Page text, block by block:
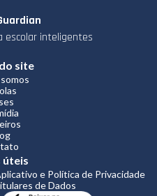
escolar inteligentes
site
úteis
e Política de Privacidade
de Dados